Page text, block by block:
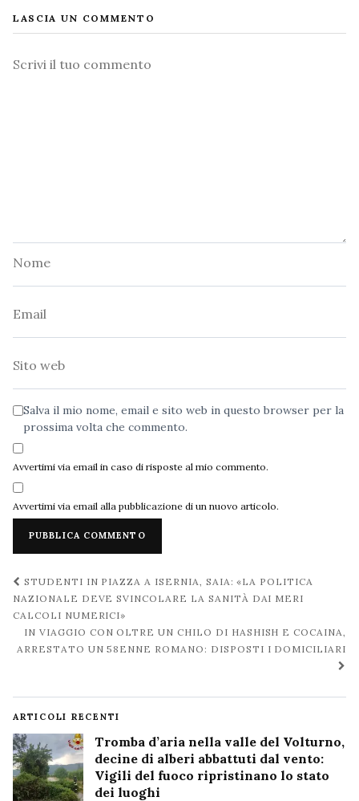
LASCIA UN COMMENTO
Commento
Salva il mio nome, email e sito web in questo browser per la
prossima volta che commento.
Avvertimi via email in caso di risposte al mio commento.
Avvertimi via email alla pubblicazione di un nuovo articolo.
Navigazione
post
STUDENTI IN PIAZZA A ISERNIA, SAIA: «LA POLITICA
NAZIONALE DEVE SVINCOLARE LA SANITÀ DAI MERI
CALCOLI NUMERICI»
IN VIAGGIO CON OLTRE UN CHILO DI HASHISH E COCAINA,
ARRESTATO UN 58ENNE ROMANO: DISPOSTI I DOMICILIARI
ARTICOLI RECENTI
Tromba d’aria nella valle del Volturno,
decine di alberi abbattuti dal vento:
Vigili del fuoco ripristinano lo stato
dei luoghi